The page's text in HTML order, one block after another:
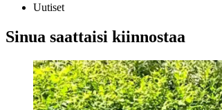
Uutiset
Sinua saattaisi kiinnostaa